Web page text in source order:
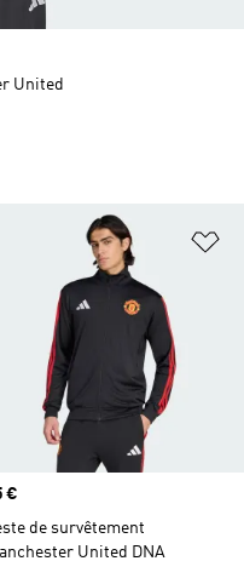
à la Liste de produits
€
de survêtement
United DNA
United